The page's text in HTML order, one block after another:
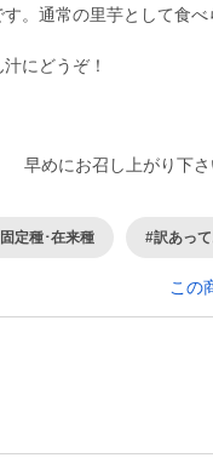
。通常の里芋として食べ
にどうぞ！
めにお召し上がり下さ
定種･在来種 #訳あっ
この